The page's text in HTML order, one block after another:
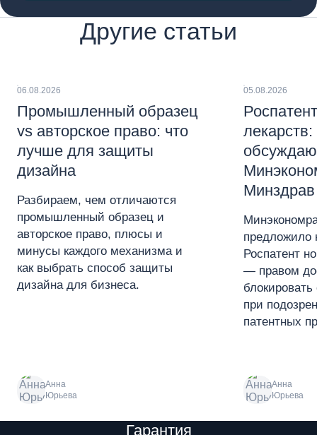
Другие статьи
06.08.2026
Промышленный образец
vs авторское право: что
лучше для защиты
дизайна
Разбираем, чем отличаются
промышленный образец и
авторское право, плюсы и
минусы каждого механизма и
как выбрать способ защиты
дизайна для бизнеса.
Анна
Юрьева
05.08.2026
лекарств:
Минздрав
предложило
Роспатент
— правом
блокировать
при
патентных
Анна
Юрьева
Гарантия